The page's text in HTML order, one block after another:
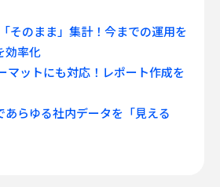
そのまま」集計！今までの運用を
効率化
マットにも対応！レポート作成を
あらゆる社内データを「見える